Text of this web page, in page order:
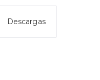
Descargas